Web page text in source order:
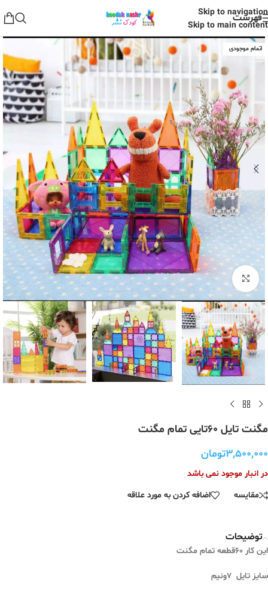
Skip to navigation
Skip to main content
فهرست
اتمام موجودی
برای بزرگنمایی کلیک کنید
مگنت تایل 60تایی تمام مگنت
۳,۵۰۰,۰۰۰تومان
در انبار موجود نمی باشد
مقایسه
اضافه کردن به مورد علاقه
توضیحات
این کار 60قطعه تمام مگنت
سایز تایل 7ونیم